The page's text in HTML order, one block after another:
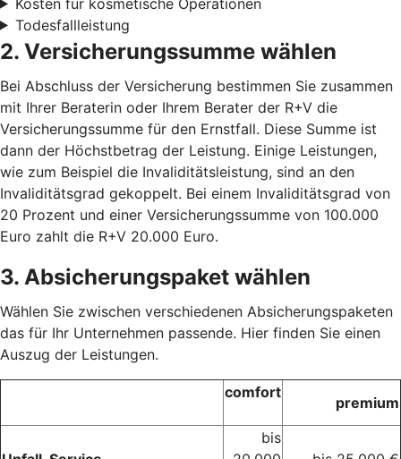
Todesfallleistung
2. Versicherungssumme wählen
Bei Abschluss der Versicherung bestimmen Sie zusammen
mit Ihrer Beraterin oder Ihrem Berater der R+V die
Versicherungssumme für den Ernstfall. Diese Summe ist
dann der Höchstbetrag der Leistung. Einige Leistungen,
wie zum Beispiel die Invaliditätsleistung, sind an den
Invaliditätsgrad gekoppelt. Bei einem Invaliditätsgrad von
20 Prozent und einer Versicherungssumme von 100.000
Euro zahlt die R+V 20.000 Euro.
3. Absicherungspaket wählen
Wählen Sie zwischen verschiedenen Absicherungspaketen
das für Ihr Unternehmen passende. Hier finden Sie einen
Auszug der Leistungen.
comfort
premium
bis